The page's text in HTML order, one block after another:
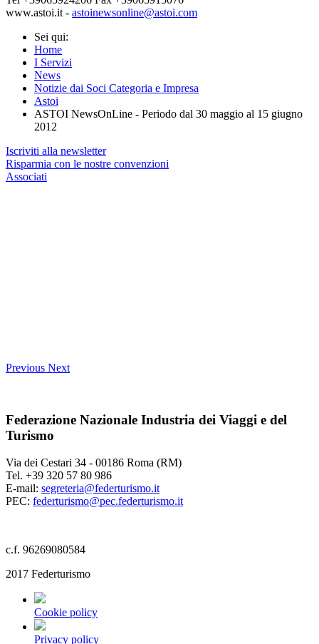
www.astoi.it - astoinewsonline@astoi.com
Sei qui:
Home
I Servizi
News
Notizie dai Soci Categoria e Impresa
Astoi
ASTOI NewsOnLine - Periodo dal 30 maggio al 15 giugno
2012
Iscriviti alla newsletter
Risparmia con le nostre convenzioni
Associati
Previous Next
Federazione Nazionale Industria dei Viaggi e del
Turismo
Via dei Cestari 34 - 00186 Roma (RM)
Tel. +39 320 57 80 986
E-mail: segreteria@federturismo.it
PEC: federturismo@pec.federturismo.it
c.f. 96269080584
2017 Federturismo
Cookie policy
Privacy policy